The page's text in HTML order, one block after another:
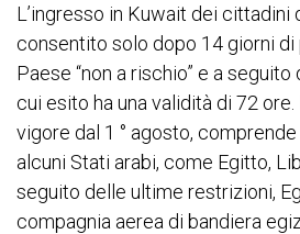
L’ingresso in Kuwait dei cittadini
consentito solo dopo 14 giorni di
Paese “non a rischio” e a seguito
cui esito ha una validità di 72
vigore dal 1 ° agosto,
alcuni Stati arabi, come Egitto,
seguito delle ultime restrizioni,
compagnia aerea di bandiera